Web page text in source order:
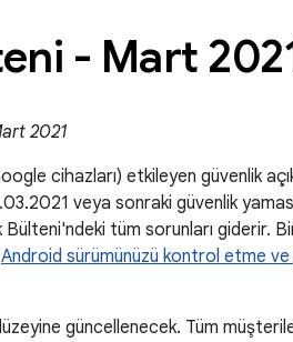
- Mart
2021
cihazları) etkileyen güvenlik
veya sonraki güvenlik
tüm sorunları giderir.
Android sürümünüzü kontrol etme
güncellenecek. Tüm